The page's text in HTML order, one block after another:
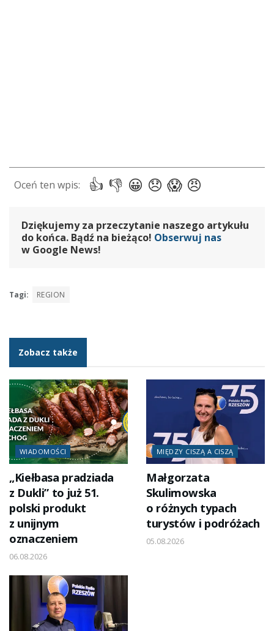
Dziękujemy za przeczytanie naszego artykułu
do końca. Bądź na bieżąco! Obserwuj nas
w Google News!
Tagi: REGION
Zobacz także
WIADOMOŚCI
„Kiełbasa pradziada
z Dukli” to już 51.
polski produkt
z unijnym
oznaczeniem
06.08.2026
MIĘDZY CISZĄ A CISZĄ
Małgorzata
Skulimowska
o różnych typach
turystów i podróżach
05.08.2026